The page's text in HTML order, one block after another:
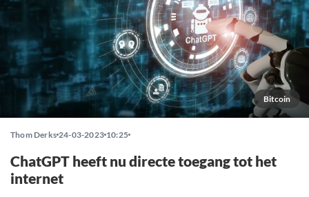
Bitcoin
Thom Derks 24-03-2023 10:25
ChatGPT heeft nu directe toegang tot het
internet